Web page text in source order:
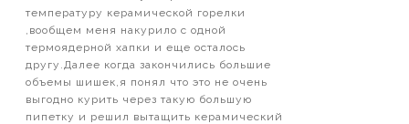
температуру керамической горелки
,вообщем меня накурило с одной
термоядерной хапки и еще осталось
другу.Далее когда закончились большие
объемы шишек,я понял что это не очень
выгодно курить через такую большую
пипетку и решил вытащить керамический